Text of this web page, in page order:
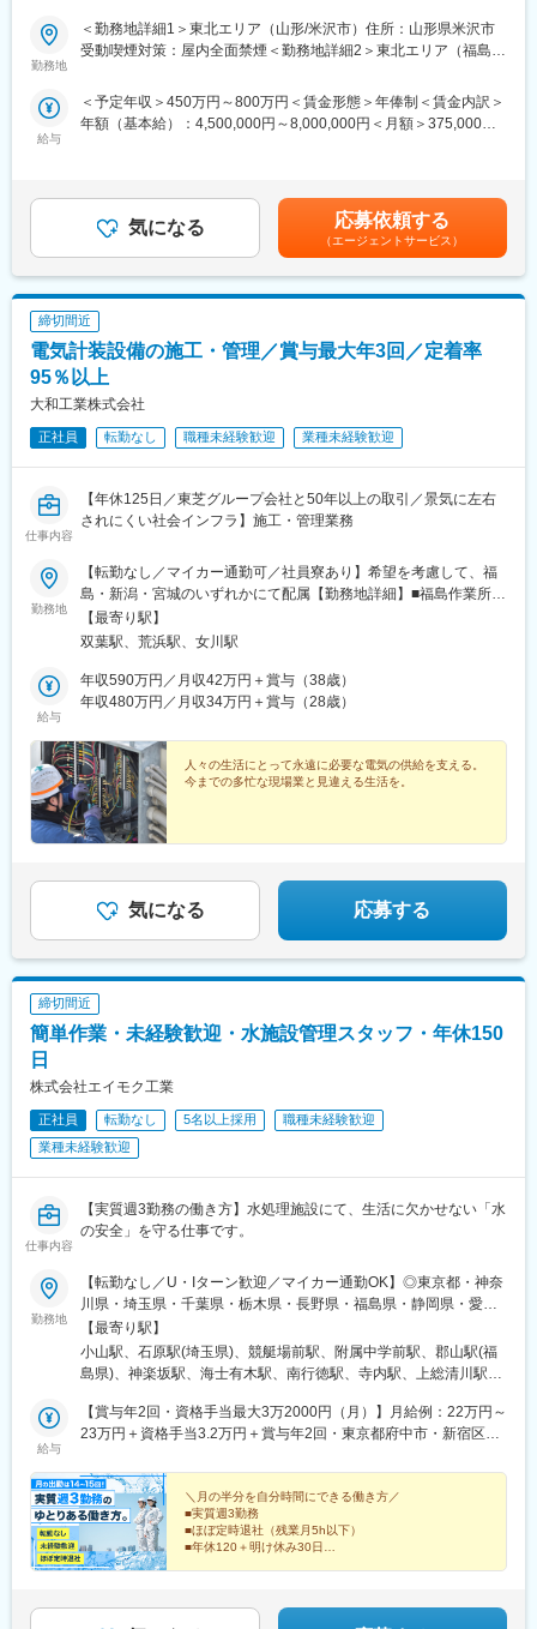
■業務概要：
太陽光発電所及び蓄電所に関する発電所運営管理業務（O&M業
■業務詳細：
・計画策定業務（年間維持管理計画や長期修繕計画の策定）
・保安管理業務（主任技術者、月次点検、年次点検）
・報告書作成業務（点検報告書、月次報告書の作成）
※試用期間中の職務内容：本採用時と同様の予定
■入社後研修について：
入社後には約1週間OFF-JTの研修プログラムを受講いただきま
す。まずは座学を通して、会社の事業方針や組織体系、職務内容
についての理解を深めるとともに、技術に関する基礎知識を習得
いただきます。
■ポジションの特徴・魅力：
◇労務サービス提供に徹した純O&Mサービス事業ではなく、顧客
ネジメント型O&Mサービス事業を行っております。
◇Digitization導入を通じ、サービス品質の再現性と生産性を高め
■当社の特徴：
◇裁量権が大きくチャレンジできる環境：高い志とポテンシャル
を持った社員には、大きな裁量権を与えるのが当社のカルチャ
ー。高い目標を掲げ、主体的にチャレンジする社員が多数活躍し
◇オープン&フラットな環境で多様なスキル、個性を発揮：ほとん
どがキャリア採用の中途社員で構成されています。多様なバック
ン&フラットな、風通しの良い職場環境で、個々のスキルや個性を
生かして活躍しています。
◇自分らしく自由に働ける環境：国籍や年齢などの垣根を超えた
インクルーシブな職場環境です。社内交流においてはイベントな
ど、社員が自由に企画進行しています。参加の要否も個々に任せ
変更の範囲：会社の定める業務
勤務地
＜勤務地詳細1＞東北エリア（山形/米沢市）住所：山形県米沢市
受動喫煙対策：屋内全面禁煙＜勤務地詳細2＞東北エリア（福島/
範囲：会社の定める事業所（リモートワーク含む）
給与
＜予定年収＞450万円～800万円＜賃金形態＞年俸制＜賃金内訳＞
年額（基本給）：4,500,000円～8,000,000円＜月額＞375,000円
す。賃金はあくまでも目安の金額であり、選考を通じて上下する
可能性があります。月給(月額)は固定手当を含めた表記です。
気になる 応募依頼する
（エージェントサービス）
締切間近
電気計装設備の施工・管理／賞与最大年3回／定着率
95％以上
大和工業株式会社
正社員 転勤なし 職種未経験歓迎 業種未経験歓迎
仕事内容
【年休125日／東芝グループ会社と50年以上の取引／景気に左右
されにくい社会インフラ】施工・管理業務
勤務地
【転勤なし／マイカー通勤可／社員寮あり】希望を考慮して、福
島・新潟・宮城のいずれかにて配属【勤務地詳細】■福島作業所住
所：福島県双葉郡大熊町大字夫沢字北原22■柏崎作業所住所：新
潟県柏崎市青山町3-1■女川作業所住所：宮城県牡鹿郡女川町塚浜
望を考慮したうえで、勤務地詳細にある作業所への配属となりま
す。■いわき本社住所：福島県いわき市内郷御厩町川向21-1☆福島
す。※数カ月～半年程度の可能性もあり☆出張期間中や研修期間中
は、ホテル・寮での宿泊が可能。（家賃・光熱費・2食の食事代・
wifi使用料など全て会社が負担します！）☆マイカー通勤可：駐車
場完備☆受動喫煙対策：屋内全面禁煙
【最寄り駅】
双葉駅、荒浜駅、女川駅
給与
年収590万円／月収42万円＋賞与（38歳）
年収480万円／月収34万円＋賞与（28歳）
人々の生活にとって永遠に必要な電気の供給を支える。
今までの多忙な現場業と見違える生活を。
気になる 応募する
締切間近
簡単作業・未経験歓迎・水施設管理スタッフ・年休150
日
株式会社エイモク工業
正社員 転勤なし 5名以上採用
職種未経験歓迎
業種未経験歓迎
仕事内容
【実質週3勤務の働き方】水処理施設にて、生活に欠かせない「水
の安全」を守る仕事です。
勤務地
【転勤なし／U・Iターン歓迎／マイカー通勤OK】◎東京都・神奈
川県・埼玉県・千葉県・栃木県・長野県・福島県・静岡県・愛知
県のいずれかの水処理施設へ配属となります。◎配属先は希望を
考慮の上、決定致します。■東京都｜府中市・新宿区■神奈川県｜
藤沢市・伊勢原市・川崎市■埼玉県｜熊谷市・羽生市・深谷市・大
市・佐倉市・松戸市・柏市・千葉市・市原市■栃木県｜小山市・真
岡市・鹿沼市■長野県｜長野市■福島県｜郡山市■静岡県｜静岡
対策：屋内禁煙
【最寄り駅】
小山駅、石原駅(埼玉県)、競艇場前駅、附属中学前駅、郡山駅(福
島県)、神楽坂駅、海士有木駅、南行徳駅、寺内駅、上総清川駅、
戸田駅、思川駅、幕張豊砂駅、佐倉駅、松飛台駅、柏駅、新鹿沼
駅、北鹿沼駅、真岡駅、検見川浜駅、清水駅(静岡県)、新清水駅、
駅、伊東駅、藤沢本町駅、伊勢原駅、新川崎駅、東成岩駅、天竜
川駅、永和駅、島氏永駅、江戸川橋駅、牛込神楽坂駅
給与
【賞与年2回・資格手当最大3万2000円（月）】月給例：22万円～
23万円＋資格手当3.2万円＋賞与年2回・東京都府中市・新宿区月
上、決定致します。※残業代は別途支給致します。・埼玉県熊谷
市・羽生市・深谷市・大里郡寄居町月給22万5,000円～（一律手
当含む）＋賞与年2回※スキル・経験を考慮の上、決定致します。
※残業代は別途支給致します。・上記以外月給22万円～（一律手
当含む）＋賞与年2回※スキル・経験を考慮の上、決定致します。
＼月の半分を自分時間にできる働き方／
■実質週3勤務
■ほぼ定時退社（残業月5h以下）
■年休120＋明け休み30日
ら、景気に左右されにくく、腰を据えて長く活躍するこ